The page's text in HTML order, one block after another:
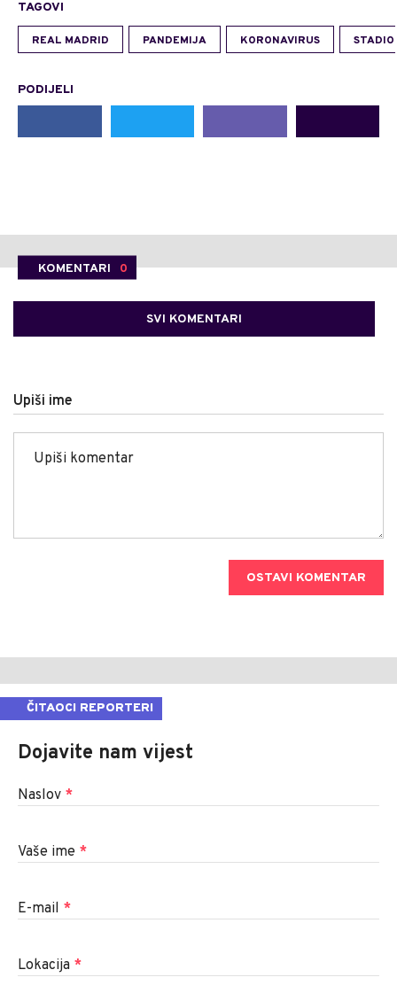
TAGOVI
REAL MADRID PANDEMIJA KORONAVIRUS
PODIJELI
KOMENTARI 0
SVI KOMENTARI
Upiši ime
OSTAVI KOMENTAR
ČITAOCI REPORTERI
Dojavite nam vijest
Naslov *
Vaše ime *
E-mail *
Lokacija *